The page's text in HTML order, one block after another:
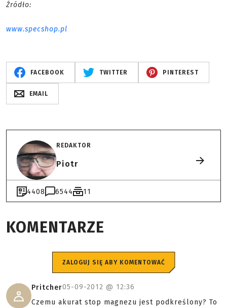
Źródło:
www.specshop.pl
FACEBOOK TWITTER PINTEREST
EMAIL
REDAKTOR
Piotr
4408 6544 11
KOMENTARZE
ZALOGUJ SIĘ ABY KOMENTOWAĆ
Pritcher05-09-2012 @ 12:36
Czemu akurat stop magnezu jest podkreślony? To